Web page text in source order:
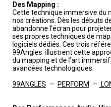
Des Mapping :
Cette technique immersive du
nos créations. Dès les débuts
abandonne l’écran pour
ses propres techniques de
logiciels dédiés. Ces trois
99Angles illustrent cette
du mapping et de l’art
avancées technologiques.
99ANGLES — PERFORM —